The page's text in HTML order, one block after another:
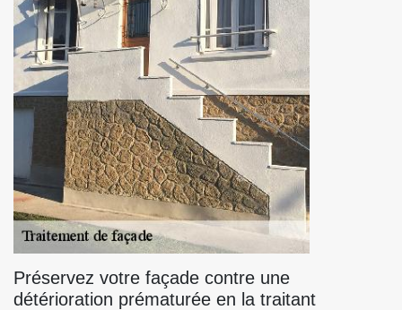
Préservez votre façade contre une
détérioration prématurée en la traitant